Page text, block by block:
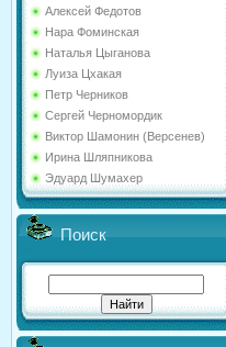
Алексей Федотов
Нара Фоминская
Наталья Цыганова
Луиза Цхакая
Петр Черников
Сергей Черномордик
Виктор Шамонин (Версенев)
Ирина Шляпникова
Эдуард Шумахер
Поиск